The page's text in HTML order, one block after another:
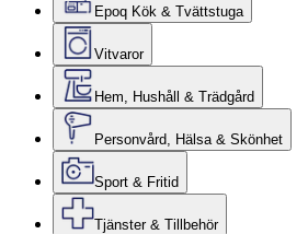
Epoq Kök & Tvättstuga
Vitvaror
Hem, Hushåll & Trädgård
Personvård, Hälsa & Skönhet
Sport & Fritid
Tjänster & Tillbehör